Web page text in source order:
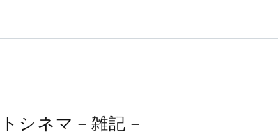
シネマ－雑記－